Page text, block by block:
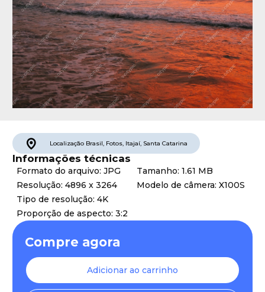
Localização Brasil, Fotos, Itajaí, Santa Catarina
Informações técnicas
Formato do arquivo: JPG
Resolução: 4896 x 3264
Tipo de resolução: 4K
Proporção de aspecto: 3:2
Tamanho: 1.61 MB
Modelo de câmera: X100S
Compre agora
Adicionar ao carrinho